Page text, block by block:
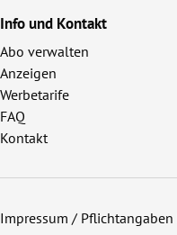
Info und Kontakt
Abo verwalten
Anzeigen
Werbetarife
FAQ
Kontakt
Impressum / Pflichtangaben